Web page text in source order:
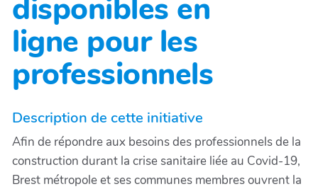
disponibles en
ligne pour les
professionnels
Description de cette initiative
Afin de répondre aux besoins des professionnels de la
construction durant la crise sanitaire liée au Covid-19,
Brest métropole et ses communes membres ouvrent la